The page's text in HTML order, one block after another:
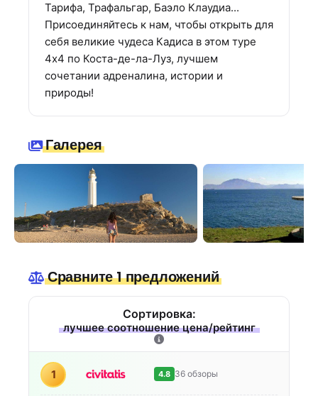
Тарифа, Трафальгар, Баэло Клаудиа...
Присоединяйтесь к нам, чтобы открыть для
себя великие чудеса Кадиса в этом туре
4х4 по Коста-де-ла-Луз, лучшем
сочетании адреналина, истории и
природы!
Галерея
Сравните 1 предложений
Сортировка:
лучшее соотношение цена/рейтинг
1 4.8 36 обзоры